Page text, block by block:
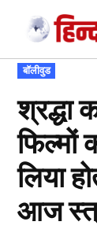
content
POSTED
IN
बॉलीवुड
श्रद्धा
फिल्मों
लिया
आज